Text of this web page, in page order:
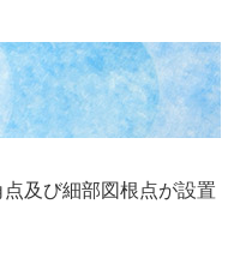
及び細部図根点が設置